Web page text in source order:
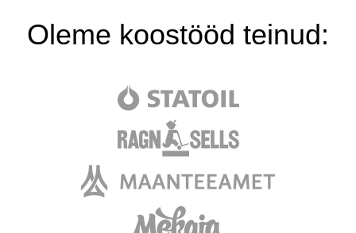
Oleme koostööd teinud: